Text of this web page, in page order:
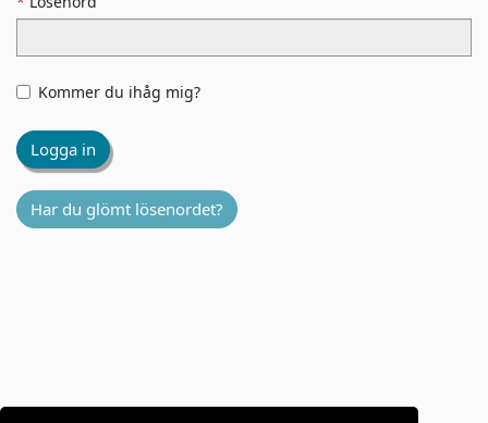
Kommer du ihåg mig?
Logga in
Har du glömt lösenordet?